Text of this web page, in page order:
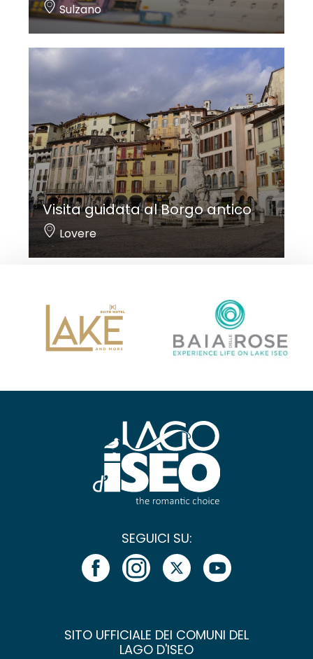
Sulzano
Visita guidata al Borgo antico
Lovere
SEGUICI SU:
SITO UFFICIALE DEI COMUNI DEL
LAGO D'ISEO